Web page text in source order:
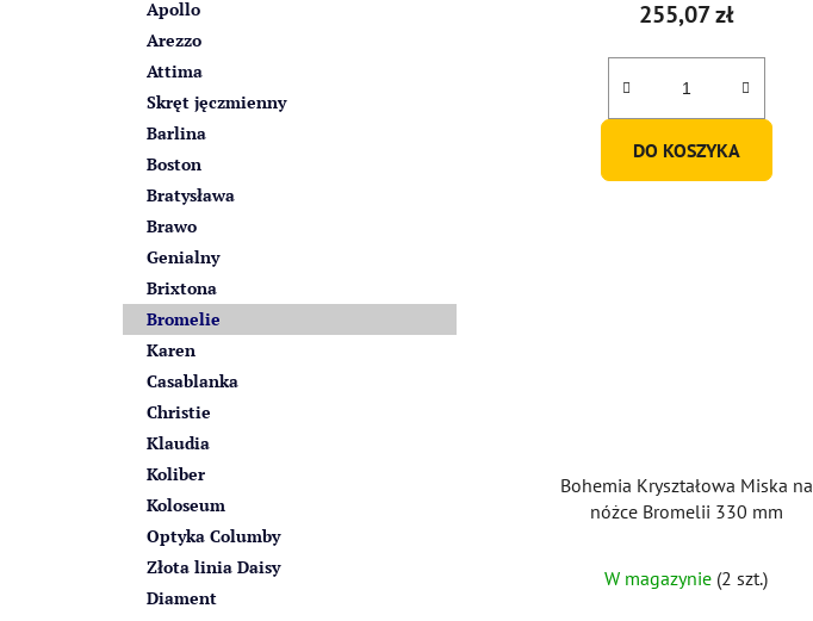
Apollo
Arezzo
Attima
Skręt jęczmienny
Barlina
Boston
Bratysława
Brawo
Genialny
Brixtona
Bromelie
Karen
Casablanka
Christie
Klaudia
Koliber
Koloseum
Optyka Columby
Złota linia Daisy
Diament
255,07 zł
DO KOSZYKA
Bohemia Kryształowa Miska na
nóżce Bromelii 330 mm
W magazynie (2 szt.)